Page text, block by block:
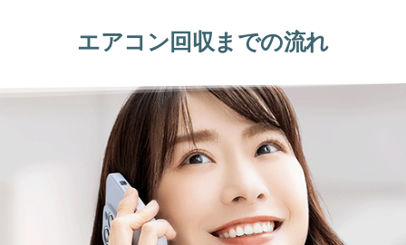
エアコン回収までの流れ